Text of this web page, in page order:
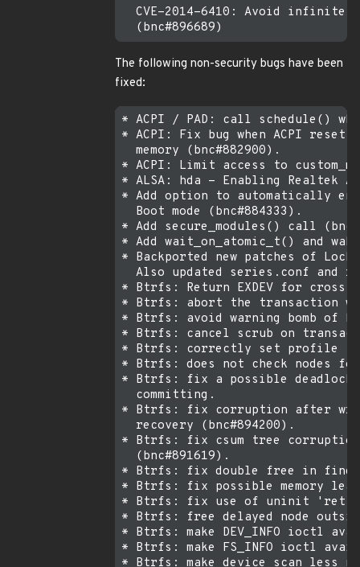
CVE-2014-6410: Avoid infinite
The following non-security bugs have been
fixed:
* ACPI / PAD: call schedule() when need_resched() is true (bnc#866911).
* ACPI: Fix bug when ACPI reset register is implemented in system
  memory (bnc#882900).
* ACPI: Limit access to custom_method (bnc#884333).
* ALSA: hda - Enabling Realtek ALC 671 codec (bnc#891746).
* Add option to automatically enforce module signatures when in Secure
  Boot mode (bnc#884333).
* Add secure_modules() call (bnc#884333).
* Add wait_on_atomic_t() and wake_up_atomic_t() (bnc#880344).
* Backported new patches of Lock down functions for UEFI secure boot
  Also updated series.conf and removed old patches.
* Btrfs: Return EXDEV for cross file system snapshot.
* Btrfs: abort the transaction when we does not find our extent ref.
* Btrfs: avoid warning bomb of btrfs_invalidate_inodes.
* Btrfs: cancel scrub on transaction abortion.
* Btrfs: correctly set profile flags on seqlock retry.
* Btrfs: does not check nodes for extent items.
* Btrfs: fix a possible deadlock between scrub and transaction
  committing.
* Btrfs: fix corruption after write/fsync failure + fsync + log
  recovery (bnc#894200).
* Btrfs: fix csum tree corruption, duplicate and outdated checksums
  (bnc#891619).
* Btrfs: fix double free in find_lock_delalloc_range.
* Btrfs: fix possible memory leak in btrfs_create_tree().
* Btrfs: fix use of uninit 'ret' in end_extent_writepage().
* Btrfs: free delayed node outside of root->inode_lock (bnc#866864).
* Btrfs: make DEV_INFO ioctl available to anyone.
* Btrfs: make FS_INFO ioctl available to anyone.
* Btrfs: make device scan less noisy.
* Btrfs: make sure there are not any read requests before stopping
  workers.
* Btrfs: more efficient io tree navigation on wait_extent_bit.
* Btrfs: output warning instead of error when loading free space cache
  failed.
* Btrfs: retrieve more info from FS_INFO ioctl.
* Btrfs: return EPERM when deleting a default subvolume (bnc#869934).
* Btrfs: unset DCACHE_DISCONNECTED when mounting default subvol
  (bnc#866615).
* Btrfs: use right type to get real comparison.
* Btrfs: wake up @scrub_pause_wait as much as we can.
* Btrfs: wake up transaction thread upon remount.
* CacheFiles: Add missing retrieval completions (bnc#880344).
* CacheFiles: Does not try to dump the index key if the cookie has been
  cleared (bnc#880344).
* CacheFiles: Downgrade the requirements passed to the allocator
  (bnc#880344).
* CacheFiles: Fix the marking of cached pages (bnc#880344).
* CacheFiles: Implement invalidation (bnc#880344).
* CacheFiles: Make some debugging statements conditional (bnc#880344).
* Drivers: hv: util: Fix a bug in the KVP code (bnc#886840).
* Drivers: hv: vmbus: Fix a bug in the channel callback dispatch code
  (bnc#886840).
* FS-Cache: Add transition to handle invalidate immediately after
  lookup (bnc#880344).
* FS-Cache: Check that there are no read ops when cookie relinquished
  (bnc#880344).
* FS-Cache: Clear remaining page count on retrieval cancellation
  (bnc#880344).
* FS-Cache: Convert the object event ID #defines into an enum
  (bnc#880344).
* FS-Cache: Does not sleep in page release if __GFP_FS is not set
  (bnc#880344).
* FS-Cache: Does not use spin_is_locked() in assertions (bnc#880344).
* FS-Cache: Exclusive op submission can BUG if there is been an I/O
  error (bnc#880344).
* FS-Cache: Fix __wait_on_atomic_t() to call the action func if the
  counter != 0 (bnc#880344).
* FS-Cache: Fix object state machine to have separate work and wait
  states (bnc#880344).
* FS-Cache: Fix operation state management and accounting (bnc#880344).
* FS-Cache: Fix signal handling during waits (bnc#880344).
* FS-Cache: Initialise the object event mask with the calculated mask
  (bnc#880344).
* FS-Cache: Limit the number of I/O error reports for a cache
  (bnc#880344).
* FS-Cache: Make cookie relinquishment wait for outstanding reads
  (bnc#880344).
* FS-Cache: Mark cancellation of in-progress operation (bnc#880344).
* FS-Cache: One of the write operation paths doeses not set the object
  state (bnc#880344).
* FS-Cache: Provide proper invalidation (bnc#880344).
* FS-Cache: Simplify cookie retention for fscache_objects, fixing oops
  (bnc#880344).
* FS-Cache: The retrieval remaining-pages counter needs to be atomic_t
  (bnc#880344).
* FS-Cache: Uninline fscache_object_init() (bnc#880344).
* FS-Cache: Wrap checks on object state (bnc#880344).
* HID: usbhid: add always-poll quirk (bnc#888607).
* HID: usbhid: enable always-poll quirk for Elan Touchscreen
  (bnc#888607).
* IB/iser: Add TIMEWAIT_EXIT event handling (bnc#890297).
*